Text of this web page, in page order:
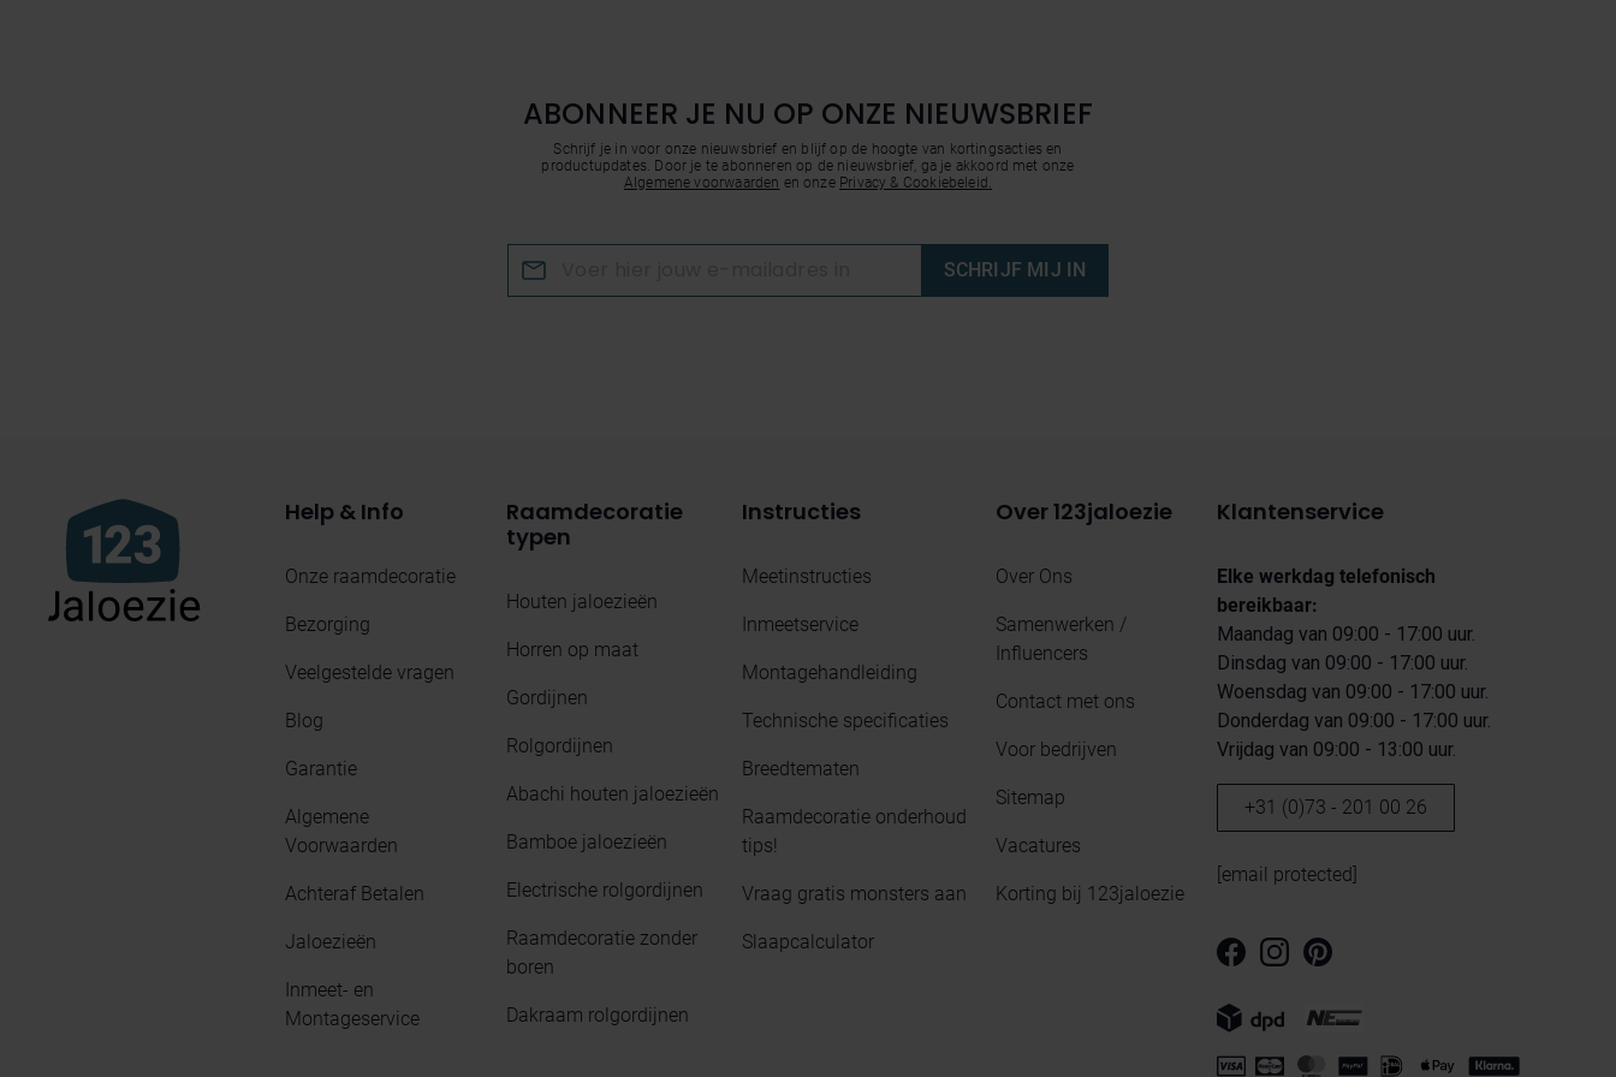
ABONNEER JE NU OP ONZE NIEUWSBRIEF
Schrijf je in voor onze nieuwsbrief en blijf op de hoogte van kortingsacties en
productupdates. Door je te abonneren op de nieuwsbrief, ga je akkoord met onze
Algemene voorwaarden en onze Privacy & Cookiebeleid.
SCHRIJF MIJ IN
Help & Info
Onze raamdecoratie
Bezorging
Veelgestelde vragen
Blog
Garantie
Algemene
Voorwaarden
Achteraf Betalen
Jaloezieën
Inmeet- en
Montageservice
Raamdecoratie
typen
Houten jaloezieën
Horren op maat
Gordijnen
Rolgordijnen
Abachi houten jaloezieën
Bamboe jaloezieën
Electrische rolgordijnen
Raamdecoratie zonder
boren
Dakraam rolgordijnen
Instructies
Meetinstructies
Inmeetservice
Montagehandleiding
Technische specificaties
Breedtematen
Raamdecoratie onderhoud
tips!
Vraag gratis monsters aan
Slaapcalculator
Over 123jaloezie
Over Ons
Samenwerken /
Influencers
Contact met ons
Voor bedrijven
Sitemap
Vacatures
Korting bij 123jaloezie
Klantenservice
Elke werkdag telefonisch
bereikbaar:
Maandag van 09:00 - 17:00 uur.
Dinsdag van 09:00 - 17:00 uur.
Woensdag van 09:00 - 17:00 uur.
Donderdag van 09:00 - 17:00 uur.
Vrijdag van 09:00 - 13:00 uur.
+31 (0)73 - 201 00 26
[email protected]